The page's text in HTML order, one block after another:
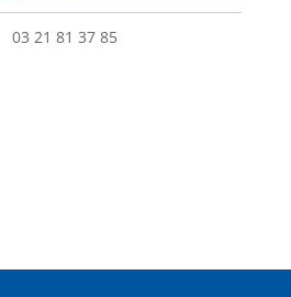
03 21 81 37 85